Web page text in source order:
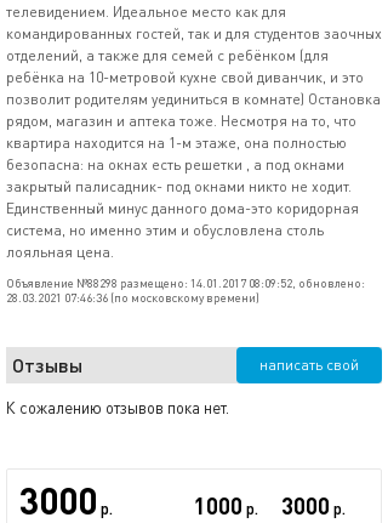
телевидением. Идеальное место как для
командированных гостей, так и для студентов заочных
отделений, а также для семей с ребёнком (для
ребёнка на 10-метровой кухне свой диванчик, и это
позволит родителям уединиться в комнате) Остановка
рядом, магазин и аптека тоже. Несмотря на то, что
квартира находится на 1-м этаже, она полностью
безопасна: на окнах есть решетки , а под окнами
закрытый палисадник- под окнами никто не ходит.
Единственный минус данного дома-это коридорная
система, но именно этим и обусловлена столь
лояльная цена.
Объявление №88298 размещено: 14.01.2017 08:09:52, обновлено:
28.03.2021 07:46:36 (по московскому времени)
Отзывы написать свой
К сожалению отзывов пока нет.
3000 р.
1000 р.
3000 р.